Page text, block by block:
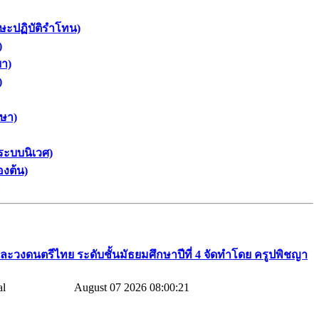
ะปฏิบัติรำโทน)
)
า)
บบนิเวศ)
งต้น)
ละวงดนตรีไทย​ ระดับชั้นมัธยมศึกษาปีที่​ 4​ จัดทำโดย​ ครูปพิชญา​
August 07 2026 08:00:21